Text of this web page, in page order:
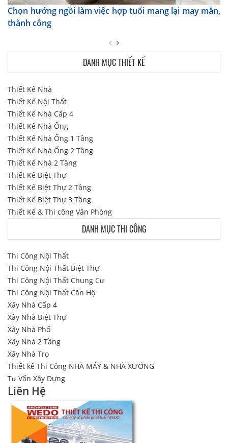
Chọn hướng ngồi làm việc hợp tuổi mang lại may mắn,
thành công
DANH MỤC THIẾT KẾ
Thiết Kế Nhà
Thiết Kế Nội Thất
Thiết Kế Nhà Cấp 4
Thiết Kế Nhà Ống
Thiết Kế Nhà Ống 1 Tầng
Thiết Kế Nhà Ống 2 Tầng
Thiết Kế Nhà 2 Tầng
Thiết Kế Biệt Thự
Thiết Kế Biệt Thự 2 Tầng
Thiết Kế Biệt Thự 3 Tầng
Thiết Kế & Thi công Văn Phòng
DANH MỤC THI CÔNG
Thi Công Nội Thất
Thi Công Nội Thất Biệt Thự
Thi Công Nội Thất Chung Cư
Thi Công Nội Thất Căn Hộ
Xây Nhà Cấp 4
Xây Nhà Biệt Thự
Xây Nhà Phố
Xây Nhà 2 Tầng
Xây Nhà Trọ
Thiết kế Thi Công NHÀ MÁY & NHÀ XƯỞNG
Tư Vấn Xây Dựng
Liên Hệ